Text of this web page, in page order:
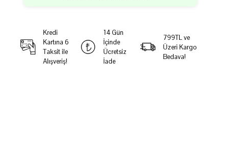
Kredi
Kartına 6
Taksit ile
Alışveriş!
14 Gün
İçinde
Ücretsiz
İade
799TL ve
Üzeri Kargo
Bedava!